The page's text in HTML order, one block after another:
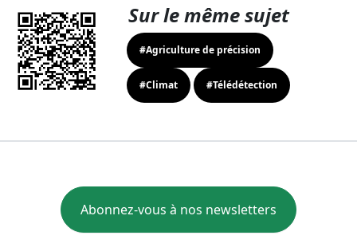
Sur le même sujet
#Agriculture de précision
#Climat #Télédétection
Abonnez-vous à nos newsletters